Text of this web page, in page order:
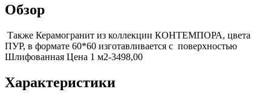
Обзор
Также Керамогранит из коллекции КОНТЕМПОРА, цвета
ПУР, в формате 60*60 изготавливается с поверхностью
Шлифованная Цена 1 м2-3498,00
Характеристики